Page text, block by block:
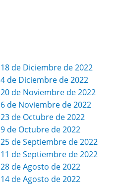
de Diciembre de 2022
de Diciembre de 2022
de Noviembre de 2022
de Noviembre de 2022
de Octubre de 2022
de Octubre de 2022
de Septiembre de 2022
de Septiembre de 2022
de Agosto de 2022
de Agosto de 2022